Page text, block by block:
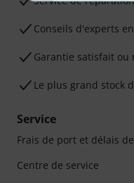
Conseils d'experts
Garantie satisfait ou
Le plus grand stock
Service
Frais de port et délais
Centre de service